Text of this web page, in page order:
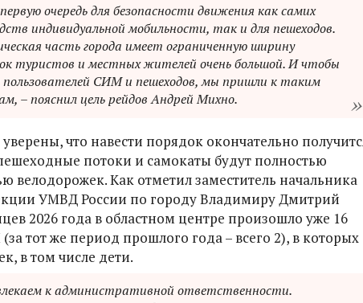
очередь для безопасности движения как самих
индивидуальной мобильности, так и для пешеходов.
часть города имеет ограниченную ширину
туристов и местных жителей очень большой. И чтобы
СИМ и пешеходов, мы пришли к таким
– пояснил цель рейдов Андрей Михно.
что навести порядок окончательно
потоки и самокаты будут полностью
велодорожек. Как отметил заместитель начальника
УМВД России по городу Владимиру Дмитрий
2026 года в областном центре произошло уже 16
тот же период прошлого года – всего 2), в которых
в том числе дети.
к административной ответственности.